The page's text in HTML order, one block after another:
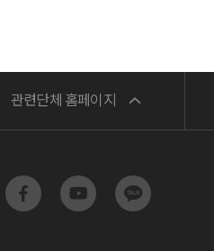
관련단체 홈페이지
민주노총
전교조